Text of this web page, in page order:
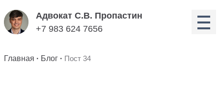
Адвокат С.В. Пропастин
+7 983 624 7656
Главная · Блог · Пост 34